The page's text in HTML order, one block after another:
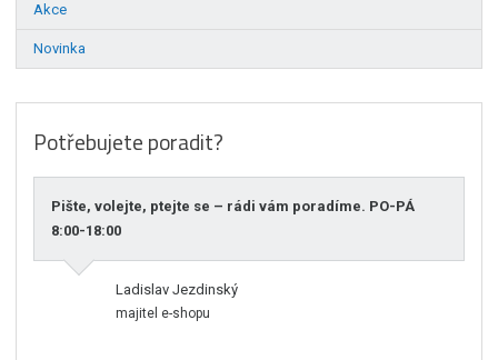
Akce
Novinka
Potřebujete poradit?
Pište, volejte, ptejte se – rádi vám poradíme. PO-PÁ
8:00-18:00
Ladislav Jezdinský
majitel e-shopu